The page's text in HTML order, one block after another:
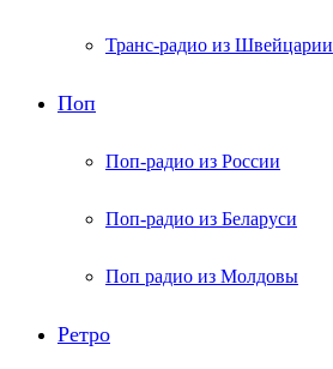
Транс-радио из Швейцарии
Поп
Поп-радио из России
Поп-радио из Беларуси
Поп радио из Молдовы
Ретро